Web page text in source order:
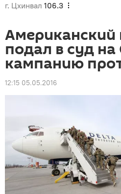
г. Цхинвал 106.3
Американский
подал в суд
кампанию
12:15 05.05.2016